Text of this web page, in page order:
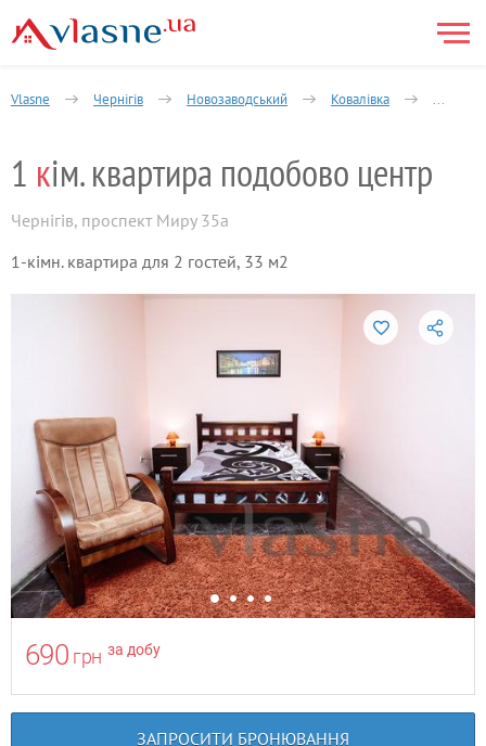
Vlasne Чернігів Новозаводський Ковалівка 1-
1 кім. квартира подобово центр
Чернігів, проспект Миру 35а
1-кімн. квартира для 2 гостей, 33 м2
690 грн за добу
ЗАПРОСИТИ БРОНЮВАННЯ